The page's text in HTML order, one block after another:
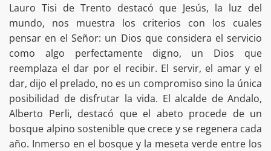
Lauro Tisi de Trento destacó que Jesús, la luz del
mundo, nos muestra los criterios con los cuales
pensar en el Señor: un Dios que considera el servicio
como algo perfectamente digno, un Dios que
reemplaza el dar por el recibir. El servir, el amar y el
dar, dijo el prelado, no es un compromiso sino la única
posibilidad de disfrutar la vida. El alcalde de Andalo,
Alberto Perli, destacó que el abeto procede de un
bosque alpino sostenible que crece y se regenera cada
año. Inmerso en el bosque y la meseta verde entre los